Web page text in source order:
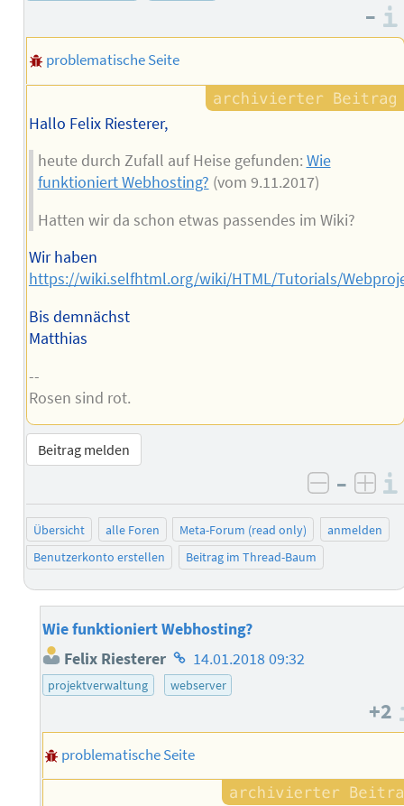
–
problematische Seite
Hallo Felix Riesterer,
heute durch Zufall auf Heise gefunden: Wie
funktioniert Webhosting? (vom 9.11.2017)
Hatten wir da schon etwas passendes im Wiki?
Wir haben
https://wiki.selfhtml.org/wiki/HTML/Tutorials/
Bis demnächst
Matthias
--
Rosen sind rot.
Beitrag melden
negativ
–
Übersicht alle Foren Meta-Forum (read only)
anmelden
Benutzerkonto erstellen
Beitrag im Thread-Baum
Wie funktioniert Webhosting?
Felix Riesterer Homepage
des
14.01.2018 09:32
projektverwaltung webserver
+2
problematische Seite